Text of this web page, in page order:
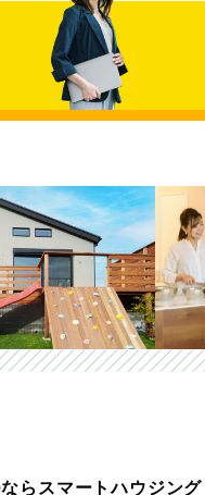
らスマートハウジング